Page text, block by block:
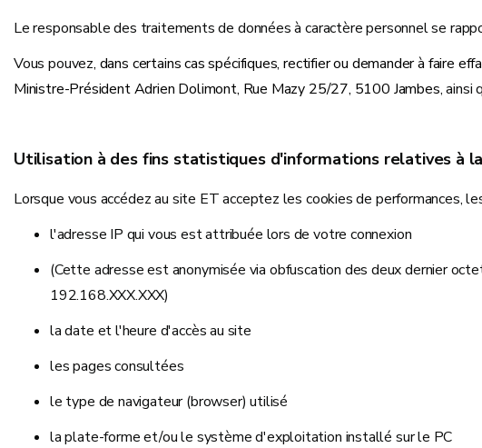
Le responsable des traitements de données à caractère personnel se
Vous pouvez, dans certains cas spécifiques, rectifier ou demander à faire
Ministre-Président Adrien Dolimont, Rue Mazy 25/27, 5100 Jambes, ainsi
Utilisation à des fins statistiques d'informations relatives à
Lorsque vous accédez au site ET acceptez les cookies de
l'adresse IP qui vous est attribuée lors de votre connexion
(Cette adresse est anonymisée via obfuscation des deux dernier
192.168.XXX.XXX)
la date et l'heure d'accès au site
les pages consultées
le type de navigateur (browser) utilisé
la plate-forme et/ou le système d'exploitation installé sur le PC